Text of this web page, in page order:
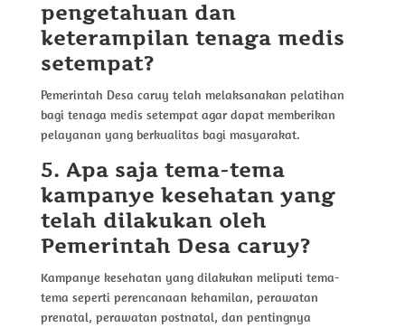
pengetahuan dan
keterampilan tenaga medis
setempat?
Pemerintah Desa caruy telah melaksanakan pelatihan
bagi tenaga medis setempat agar dapat memberikan
pelayanan yang berkualitas bagi masyarakat.
5. Apa saja tema-tema
kampanye kesehatan yang
telah dilakukan oleh
Pemerintah Desa caruy?
Kampanye kesehatan yang dilakukan meliputi tema-
tema seperti perencanaan kehamilan, perawatan
prenatal, perawatan postnatal, dan pentingnya